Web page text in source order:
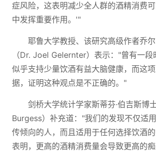
症风险，这表明减少全人群的酒精消费
中发挥重要作用。'"
耶鲁大学教授、该研究高级作者乔
（Dr. Joel Gelernter）表示："曾有一段
似乎支持少量饮酒有益大脑健康，而这
据，证明这种观点是不正确的。"
剑桥大学统计学家斯蒂芬·伯吉斯博
Burgess）补充道："我们的发现不仅适
传倾向的人，而且适用于任何选择饮酒
表明，更高的酒精消费量会导致更高的